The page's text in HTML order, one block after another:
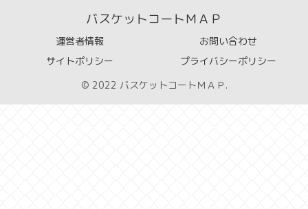
バスケットコートＭＡＰ
運営者情報
お問い合わせ
サイトポリシー
プライバシーポリシー
© 2022 バスケットコートＭＡＰ.